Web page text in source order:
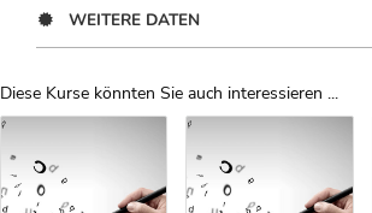
WEITERE DATEN
Diese Kurse könnten Sie auch interessieren ...
Uber Weiterbildungsvorschläge